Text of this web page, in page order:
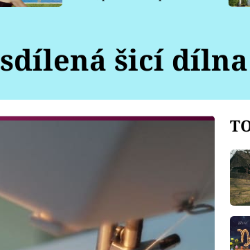
sdílená šicí dílna